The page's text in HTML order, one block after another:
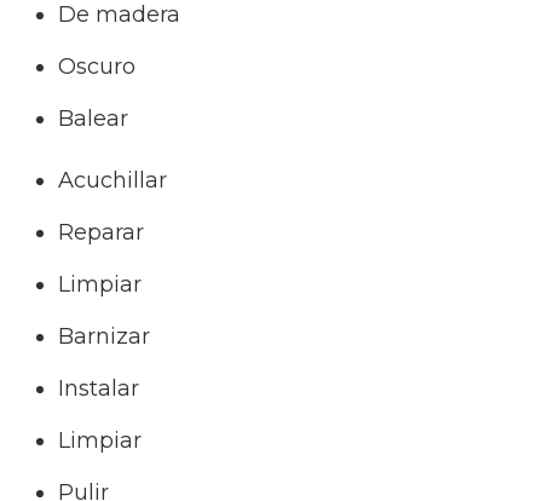
De madera
Oscuro
Balear
Acuchillar
Reparar
Limpiar
Barnizar
Instalar
Limpiar
Pulir